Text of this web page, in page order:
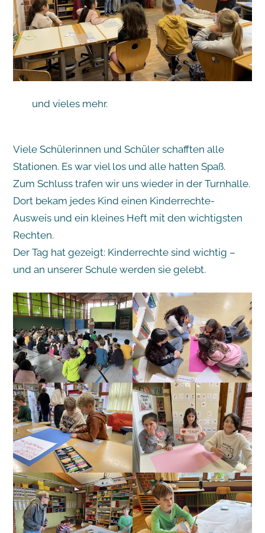
und vieles mehr.
Viele Schülerinnen und Schüler schafften alle
Stationen. Es war viel los und alle hatten Spaß.
Zum Schluss trafen wir uns wieder in der Turnhalle.
Dort bekam jedes Kind einen Kinderrechte-
Ausweis und ein kleines Heft mit den wichtigsten
Rechten.
Der Tag hat gezeigt: Kinderrechte sind wichtig –
und an unserer Schule werden sie gelebt.